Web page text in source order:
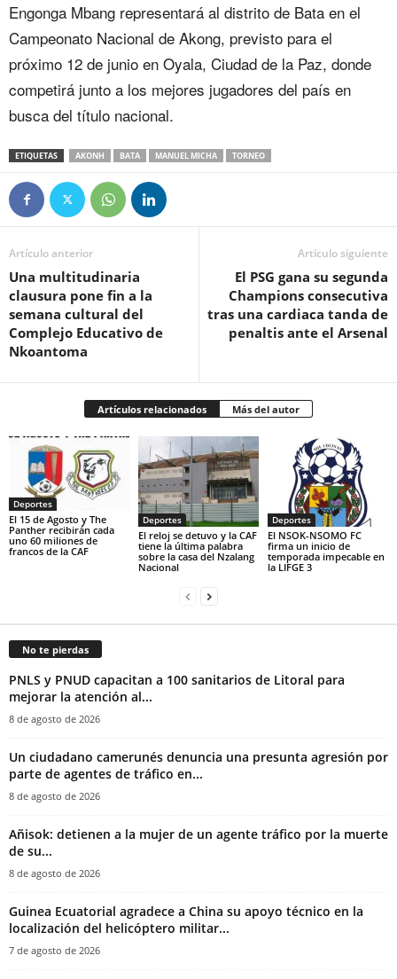
Engonga Mbang representará al distrito de Bata en el
Campeonato Nacional de Akong, previsto para el
próximo 12 de junio en Oyala, Ciudad de la Paz, donde
competirá junto a los mejores jugadores del país en
busca del título nacional.
ETIQUETAS AKONH BATA MANUEL MICHA TORNEO
Artículo anterior
Una multitudinaria
clausura pone fin a la
semana cultural del
Complejo Educativo de
Nkoantoma
Artículo siguiente
El PSG gana su segunda
Champions consecutiva
tras una cardiaca tanda de
penaltis ante el Arsenal
Artículos relacionados Más del autor
Deportes
El 15 de Agosto y The
Panther recibirán cada
uno 60 miliones de
francos de la CAF
Deportes
El reloj se detuvo y la CAF
tiene la última palabra
sobre la casa del Nzalang
Nacional
Deportes
El NSOK-NSOMO FC
firma un inicio de
temporada impecable en
la LIFGE 3
No te pierdas
PNLS y PNUD capacitan a 100 sanitarios de Litoral para
mejorar la atención al...
8 de agosto de 2026
‎Un ciudadano camerunés denuncia una presunta agresión por
parte de agentes de tráfico en...
8 de agosto de 2026
Añisok: detienen a la mujer de un agente tráfico por la muerte
de su...
8 de agosto de 2026
Guinea Ecuatorial agradece a China su apoyo técnico en la
localización del helicóptero militar...
7 de agosto de 2026